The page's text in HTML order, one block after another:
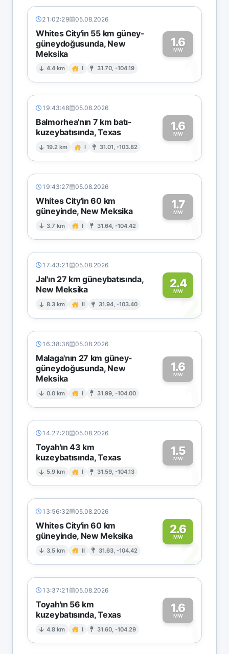
21:02:29 05.08.2026
Whites City'in 55 km güney-
güneydoğusunda, New
Meksika
4.4 km I 31.70, -104.19
1.6
MW
1
19:43:48 05.08.2026
Balmorhea'nın 7 km batı-
kuzeybatısında, Texas
19.2 km I 31.01, -103.82
1.6
MW1
19:43:27 05.08.2026
Whites City'in 60 km
güneyinde, New Meksika
3.7 km I 31.64, -104.42
1.7
MW1
17:43:21 05.08.2026
Jal'ın 27 km güneybatısında,
New Meksika
8.3 km II 31.94, -103.40
2.4
MW2
16:38:36 05.08.2026
Malaga'nın 27 km güney-
güneydoğusunda, New
Meksika
0.0 km I 31.99, -104.00
1.6
MW
1
14:27:20 05.08.2026
Toyah'ın 43 km
kuzeybatısında, Texas
5.9 km I 31.59, -104.13
1.5
MW1
13:56:32 05.08.2026
Whites City'in 60 km
güneyinde, New Meksika
3.5 km II 31.63, -104.42
2.6
MW
2
13:37:21 05.08.2026
Toyah'ın 56 km
kuzeybatısında, Texas
4.8 km I 31.60, -104.29
1.6
MW1